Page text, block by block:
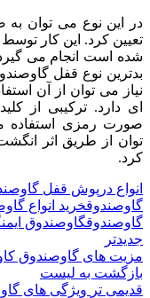
در این نوع می توان
تعیین کرد. این کار
شده است انجام می
بدترین نوع قفل
نیاز می توان از آن
ای دارد. ترکیبی از
صورت رمزی
توان از طریق اثر
کرد.
انواع درپوش قفل
گاوصندوقخرید انواع
گاوصندوقگاوصندوق ایمن
جدیدتر
مزیت های گاوصندوق
بازگشت به لیست
قدیمی تر ویژگی های